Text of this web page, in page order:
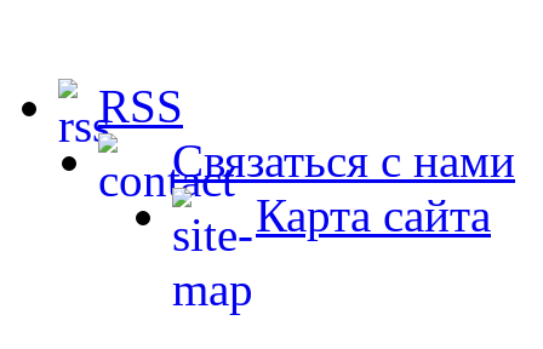
RSS
Связаться с нами
Карта сайта